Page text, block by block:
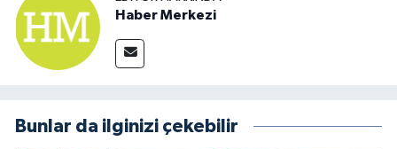
Haber Merkezi
Bunlar da ilginizi çekebilir